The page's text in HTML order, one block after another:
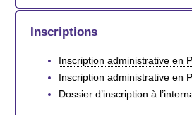
Inscriptions
Inscription administrative en
Inscription administrative en
Dossier d’inscription à